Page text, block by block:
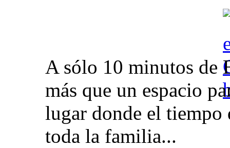
A sólo 10 minutos de
más que un espacio
lugar donde el tiempo
toda la familia...